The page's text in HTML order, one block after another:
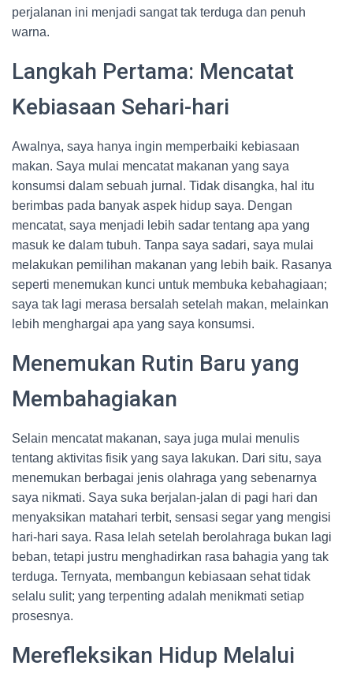
perjalanan ini menjadi sangat tak terduga dan penuh
warna.
Langkah Pertama: Mencatat
Kebiasaan Sehari-hari
Awalnya, saya hanya ingin memperbaiki kebiasaan
makan. Saya mulai mencatat makanan yang saya
konsumsi dalam sebuah jurnal. Tidak disangka, hal itu
berimbas pada banyak aspek hidup saya. Dengan
mencatat, saya menjadi lebih sadar tentang apa yang
masuk ke dalam tubuh. Tanpa saya sadari, saya mulai
melakukan pemilihan makanan yang lebih baik. Rasanya
seperti menemukan kunci untuk membuka kebahagiaan;
saya tak lagi merasa bersalah setelah makan, melainkan
lebih menghargai apa yang saya konsumsi.
Menemukan Rutin Baru yang
Membahagiakan
Selain mencatat makanan, saya juga mulai menulis
tentang aktivitas fisik yang saya lakukan. Dari situ, saya
menemukan berbagai jenis olahraga yang sebenarnya
saya nikmati. Saya suka berjalan-jalan di pagi hari dan
menyaksikan matahari terbit, sensasi segar yang mengisi
hari-hari saya. Rasa lelah setelah berolahraga bukan lagi
beban, tetapi justru menghadirkan rasa bahagia yang tak
terduga. Ternyata, membangun kebiasaan sehat tidak
selalu sulit; yang terpenting adalah menikmati setiap
prosesnya.
Merefleksikan Hidup Melalui